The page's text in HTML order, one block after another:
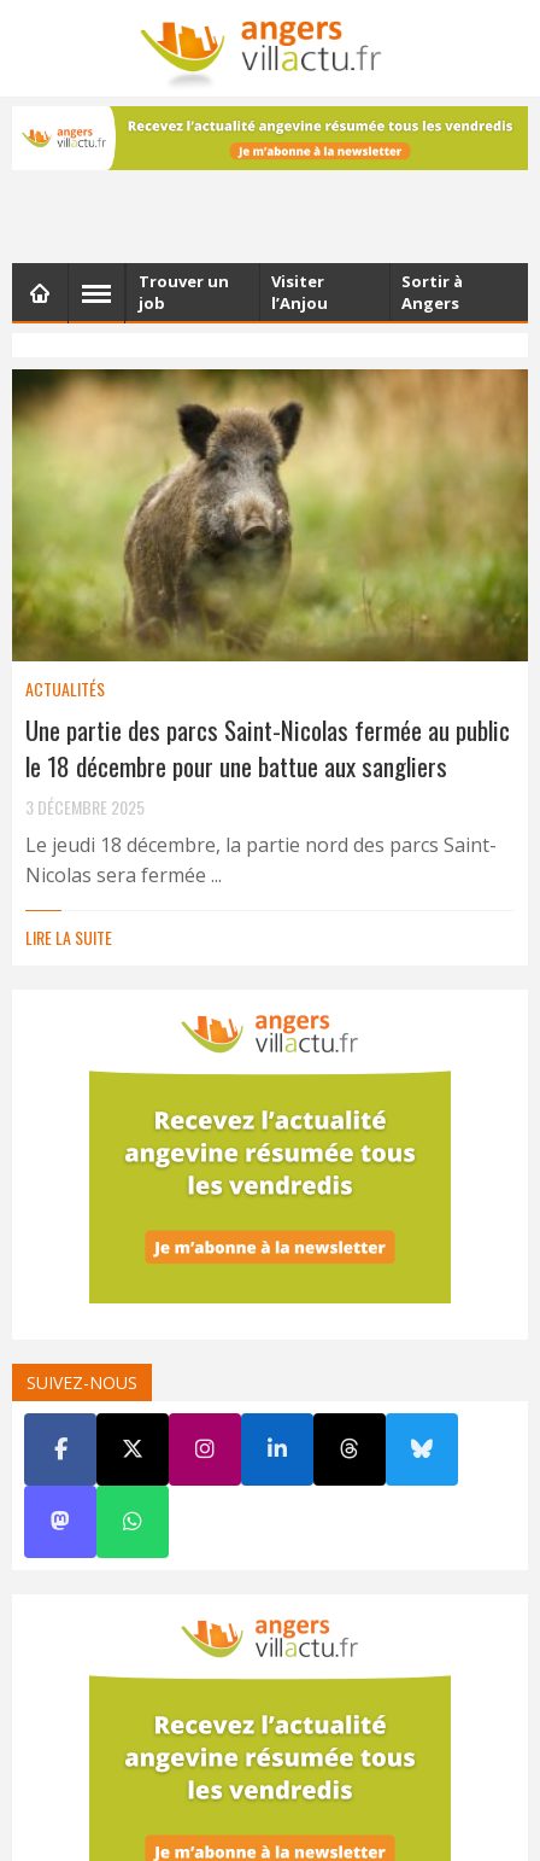
NEWSLETTER
Les dernières actualités d'Angers, chaque vendredi dans
votre boîte e-mail
Trouver un
job
Visiter
l’Anjou
Sortir à
Angers
ACTUALITÉS
Une partie des parcs Saint-Nicolas fermée au public
le 18 décembre pour une battue aux sangliers
3 DÉCEMBRE 2025
Le jeudi 18 décembre, la partie nord des parcs Saint-
Nicolas sera fermée ...
LIRE LA SUITE
SUIVEZ-NOUS